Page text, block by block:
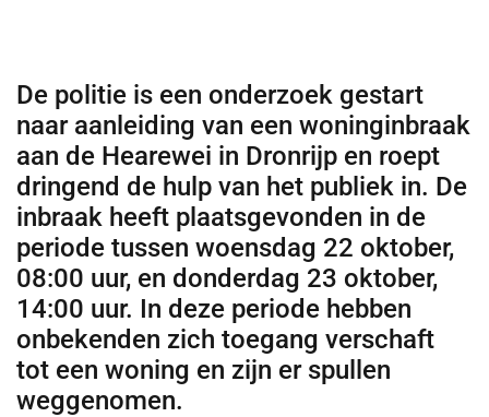
De politie is een onderzoek gestart
naar aanleiding van een woninginbraak
aan de Hearewei in Dronrijp en roept
dringend de hulp van het publiek in. De
inbraak heeft plaatsgevonden in de
periode tussen woensdag 22 oktober,
08:00 uur, en donderdag 23 oktober,
14:00 uur. In deze periode hebben
onbekenden zich toegang verschaft
tot een woning en zijn er spullen
weggenomen.